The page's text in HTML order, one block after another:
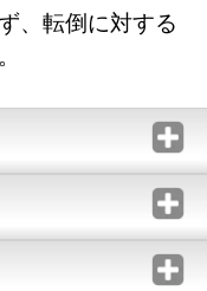
、転倒に対する